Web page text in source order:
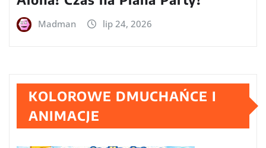
Madman lip 24, 2026
KOLOROWE DMUCHAŃCE I
ANIMACJE